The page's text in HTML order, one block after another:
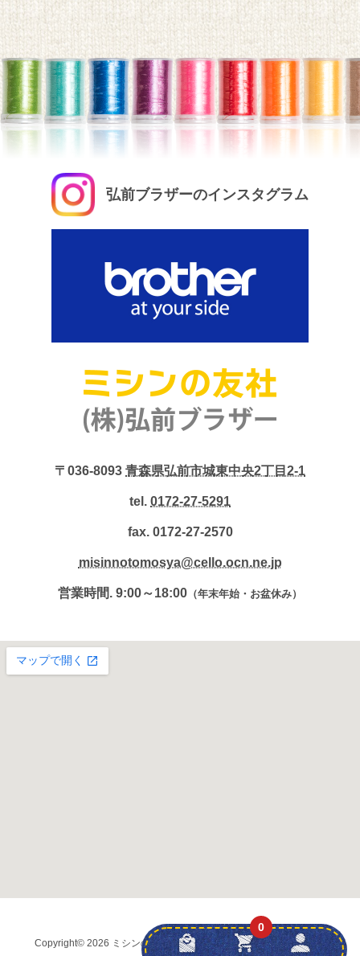
弘前ブラザーのインスタグラム
〒036-8093 青森県弘前市城東中央2丁目2-1
tel. 0172-27-5291
fax. 0172-27-2570
misinnotomosya@cello.ocn.ne.jp
営業時間. 9:00～18:00 （年末年始・お盆休み）
Copyright© 2026 ミシンの友社 (株)弘前ブラザーall rights reserved.
0